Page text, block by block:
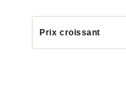
Prix croissant